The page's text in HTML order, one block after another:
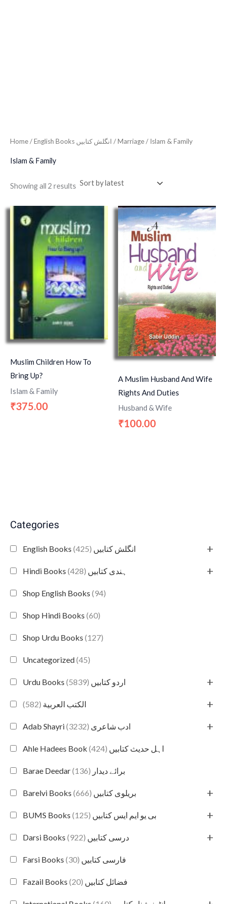
Categories
English Books انگلش کتابیں (425) +
Hindi Books ہندی کتابیں (428) +
Shop English Books (94)
Shop Hindi Books (60)
Shop Urdu Books (127)
Uncategorized(45)
Urdu Books اردو کتابیں (5839) +
الكتب العربية (582) +
Adab Shayri ادب شاعری (3232) +
Ahle Hadees Book اہل حدیث کتابیں (424)
Barae Deedar برائے دیدار (136)
Barelvi Books بریلوی کتابیں (666) +
BUMS Books بی یو ایم ایس کتابیں (125) +
Darsi Books درسی کتابیں (922) +
Farsi Books فارسی کتابیں (30)
Fazail Books فضائل کتابیں (20)
Home/ English Books انگلش کتابیں /Marriage/ Islam & Family
Islam & Family
Showing all 2 results
Muslim Children How To
Bring Up?
Islam & Family
₹375.00
A Muslim Husband And Wife
Rights And Duties
Husband & Wife
₹100.00